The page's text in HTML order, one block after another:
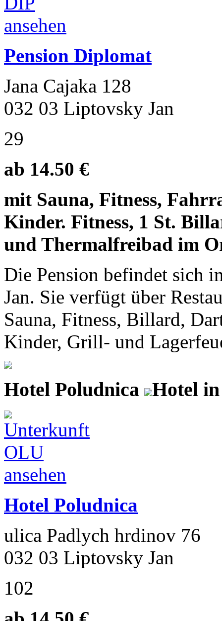
Pension Diplomat
Jana Cajaka 128
032 03 Liptovsky Jan
29
ab 14.50 €
mit Sauna, Fitness,
Kinder. Fitness, 1 St.
und Thermalfreibad im
Die Pension befindet sich
Jan. Sie verfügt über
Sauna, Fitness, Billard,
Kinder, Grill- und
Hotel Poludnica Hotel
Hotel Poludnica
ulica Padlych hrdinov 76
032 03 Liptovsky Jan
102